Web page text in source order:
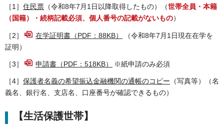
［1］ 住民票 （令和8年7月1日以降取得したもの）（世帯全員・本籍
（国籍）・続柄記載必須、個人番号の記載がないもの）
［2］ 在学証明書（PDF：88KB）
（令和8年7月1日現在在学を
証明）
［3］ 申請書（PDF：518KB） ※紙申請のみ必須
［4］ 保護者名義の希望振込金融機関の通帳のコピー （写真等）（名
義名、銀行名、支店名、口座番号が確認できるもの）
【生活保護世帯】